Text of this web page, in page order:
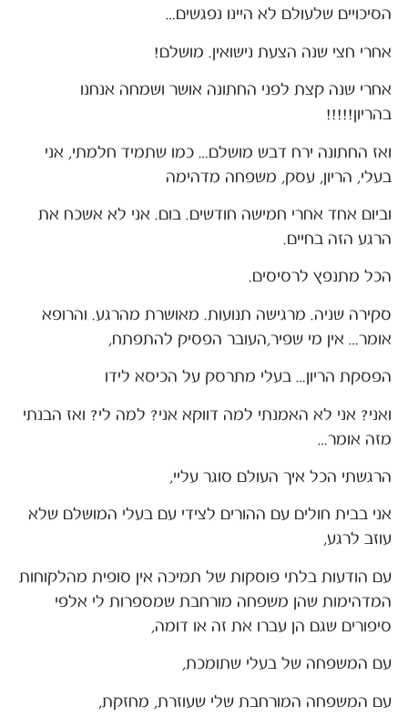
הסיכויים שלעולם לא היינו נפגשים…
אחרי חצי שנה הצעת נישואין. מושלם!
אחרי שנה קצת לפני החתונה אושר ושמחה אנחנו
בהריון!!!!!
ואז החתונה ירח דבש מושלם… כמו שתמיד חלמתי, אני
בעלי, הריון, עסק, משפחה מדהימה
וביום אחד אחרי חמישה חודשים. בום. אני לא אשכח את
הרגע הזה בחיים.
הכל מתנפץ לרסיסים.
סקירה שניה. מרגישה תנועות. מאושרת מהרגע. והרופא
אומר… אין מי שפיר,העובר הפסיק להתפתח,
הפסקת הריון… בעלי מתרסק על הכיסא לידו
ואני? אני לא האמנתי למה דווקא אני? למה לי? ואז הבנתי
מזה אומר…
הרגשתי הכל איך העולם סוגר עליי,
אני בבית חולים עם ההורים לצידי עם בעלי המושלם שלא
עוזב לרגע,
עם הודעות בלתי פוסקות של תמיכה אין סופית מהלקוחות
המדהימות שהן משפחה מורחבת שמספרות לי אלפי
סיפורים שגם הן עברו את זה או דומה,
עם המשפחה של בעלי שתומכת,
עם המשפחה המורחבת שלי שעוזרת, מחזקת,